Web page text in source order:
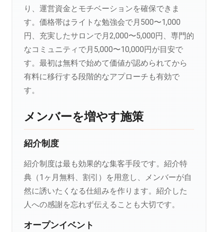
り、運営資金とモチベーションを確保できま
す。価格帯はライトな勉強会で月500〜1,000
円、充実したサロンで月2,000〜5,000円、専門的
なコミュニティで月5,000〜10,000円が目安で
す。最初は無料で始めて価値が認められてから
有料に移行する段階的なアプローチも有効で
す。
メンバーを増やす施策
紹介制度
紹介制度は最も効果的な集客手段です。紹介特
典（1ヶ月無料、割引）を用意し、メンバーが自
然に誘いたくなる仕組みを作ります。紹介した
人への感謝を忘れず伝えることも大切です。
オープンイベント